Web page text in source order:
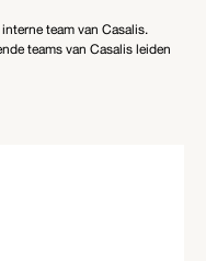
team van Casalis.
teams van Casalis leiden